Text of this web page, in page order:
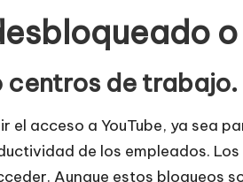
centros de trabajo.
el acceso a YouTube, ya sea
de los empleados.
Aunque estos bloqueos